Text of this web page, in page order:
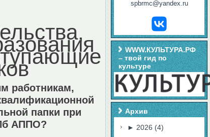
работникам,
папки при
АППО?
spbrmc@yandex.ru
WWW.КУЛЬТУРА.РФ
– твой гид по
культуре
Архив
► 2026 (4)